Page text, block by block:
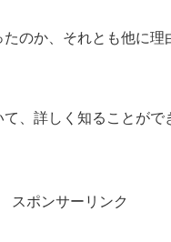
のか、それとも他に
、詳しく知ることがで
スポンサーリンク